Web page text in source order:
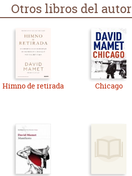
Otros libros del autor
Himno de retirada Chicago